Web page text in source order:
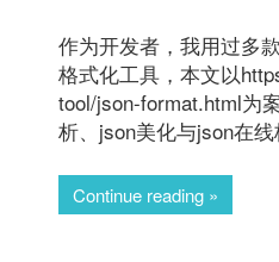
作为开发者，我用过多
格式化工具，本文以
tool/json-format.html为
析、json美化与json在线
Continue reading